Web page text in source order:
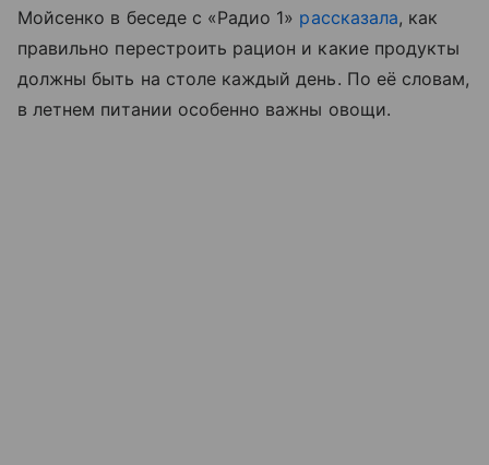
Мойсенко в беседе с «Радио 1» рассказала, как
правильно перестроить рацион и какие продукты
должны быть на столе каждый день. По её словам,
в летнем питании особенно важны овощи.